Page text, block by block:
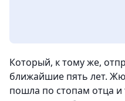
Который, к тому же,
ближайшие пять лет.
пошла по стопам отца и